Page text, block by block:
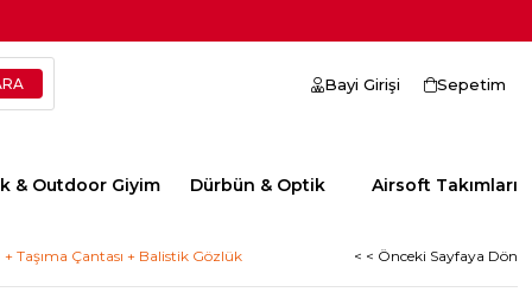
& Outdoor Giyim Dürbün & Optik Airsoft Takımları
Sepetim
Bayi Girişi
Taşıma Çantası + Balistik Gözlük < < Önceki Sayfaya Dön